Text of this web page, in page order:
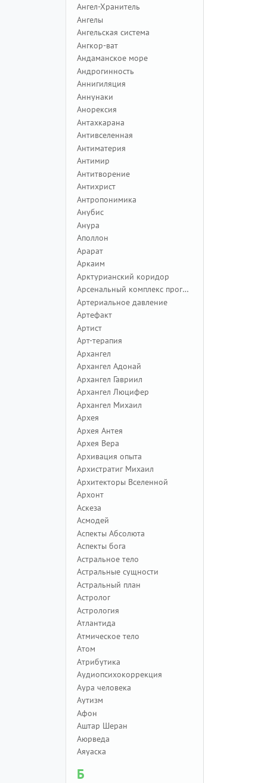
Ангел-Хранитель
Ангелы
Ангельская система
Ангкор-ват
Андаманское море
Андрогинность
Аннигиляция
Аннунаки
Анорексия
Антахкарана
Антивселенная
Антиматерия
Антимир
Антитворение
Антихрист
Антропонимика
Анубис
Анура
Аполлон
Арарат
Аркаим
Арктурианский коридор
Арсенальный комплекс программ
Артериальное давление
Артефакт
Артист
Арт-терапия
Архангел
Архангел Адонай
Архангел Гавриил
Архангел Люцифер
Архангел Михаил
Архея
Архея Антея
Архея Вера
Архивация опыта
Архистратиг Михаил
Архитекторы Вселенной
Архонт
Аскеза
Асмодей
Аспекты Абсолюта
Аспекты бога
Астральное тело
Астральные сущности
Астральный план
Астролог
Астрология
Атлантида
Атмическое тело
Атом
Атрибутика
Аудиопсихокоррекция
Аура человека
Аутизм
Афон
Аштар Шеран
Аюрведа
Аяуаска
Б